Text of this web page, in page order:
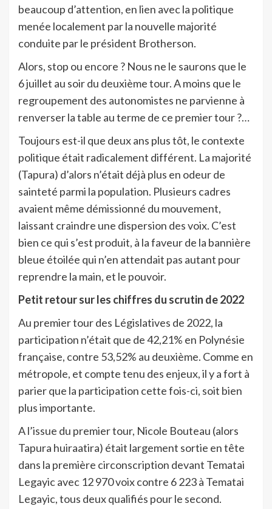
beaucoup d’attention, en lien avec la politique
menée localement par la nouvelle majorité
conduite par le président Brotherson.
Alors, stop ou encore ? Nous ne le saurons que le
6 juillet au soir du deuxième tour. A moins que le
regroupement des autonomistes ne parvienne à
renverser la table au terme de ce premier tour ?…
Toujours est-il que deux ans plus tôt, le contexte
politique était radicalement différent. La majorité
(Tapura) d’alors n’était déjà plus en odeur de
sainteté parmi la population. Plusieurs cadres
avaient même démissionné du mouvement,
laissant craindre une dispersion des voix. C’est
bien ce qui s’est produit, à la faveur de la bannière
bleue étoilée qui n’en attendait pas autant pour
reprendre la main, et le pouvoir.
Petit retour sur les chiffres du scrutin de 2022
Au premier tour des Législatives de 2022, la
participation n’était que de 42,21% en Polynésie
française, contre 53,52% au deuxième. Comme en
métropole, et compte tenu des enjeux, il y a fort à
parier que la participation cette fois-ci, soit bien
plus importante.
A l’issue du premier tour, Nicole Bouteau (alors
Tapura huiraatira) était largement sortie en tête
dans la première circonscription devant Tematai
Legayic avec 12 970 voix contre 6 223 à Tematai
Legayic, tous deux qualifiés pour le second.